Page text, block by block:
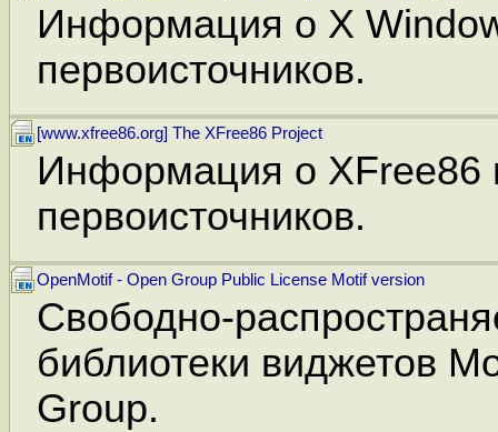
Информация о X
первоисточников.
[www.xfree86.org] The XFree86 Project
Информация о XFree86
первоисточников.
OpenMotif - Open Group Public License Motif version
Свободно-
библиотеки виджетов
Group.